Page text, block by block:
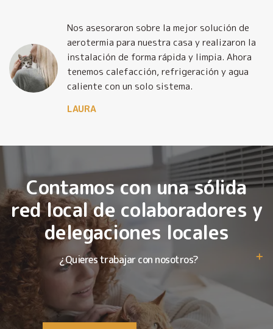
Nos asesoraron sobre la mejor solución de
aerotermia para nuestra casa y realizaron la
instalación de forma rápida y limpia. Ahora
tenemos calefacción, refrigeración y agua
caliente con un solo sistema.
LAURA
Contamos con una sólida
red local de colaboradores y
delegaciones locales
¿Quieres trabajar con nosotros?